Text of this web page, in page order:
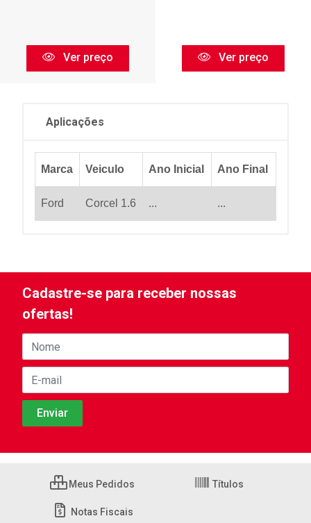
Ver preço Ver preço
Aplicações
Marca Veiculo Ano Inicial Ano Final
Ford Corcel 1.6 ... ...
Cadastre-se para receber nossas
ofertas!
Meus Pedidos Títulos
Notas Fiscais